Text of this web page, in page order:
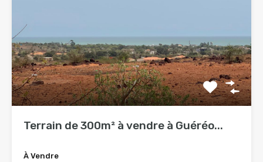
Terrain de 300m² à vendre à Guéréo...
À Vendre